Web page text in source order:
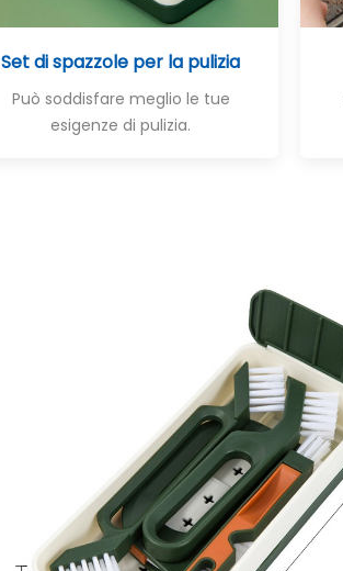
Set di spazzole per la pulizia
Può soddisfare meglio le tue
esigenze di pulizia.